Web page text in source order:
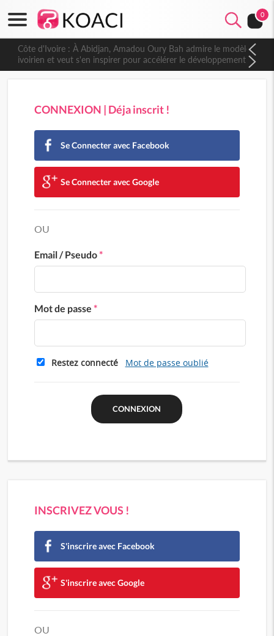
0
Côte d'Ivoire : À Abidjan, Amadou Oury Bah admire le modèle
ivoirien et veut s'en inspirer pour accélérer le développement
de la Guinée
CONNEXION | Déja inscrit !
Se Connecter avec Facebook
Se Connecter avec Google
OU
Email / Pseudo*
Mot de passe *
Restez connecté Mot de passe oublié
INSCRIVEZ VOUS !
S'inscrire avec Facebook
S'inscrire avec Google
OU